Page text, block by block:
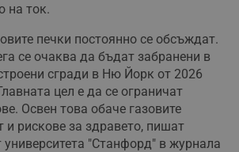
на ток.
печки постоянно се обсъждат.
се очаква да бъдат забранени в
сгради в Ню Йорк от 2026
цел е да се ограничат
Освен това обаче газовите
и рискове за здравето, пишат
университета "Станфорд" в журнала